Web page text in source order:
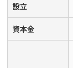
設立
資本金